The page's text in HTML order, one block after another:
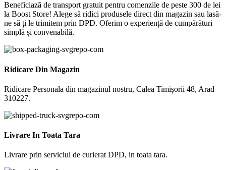
Beneficiază de transport gratuit pentru comenzile de peste 300 de lei
la Boost Store! Alege să ridici produsele direct din magazin sau lasă-
ne să ți le trimitem prin DPD. Oferim o experiență de cumpărături
simplă și convenabilă.
Ridicare Din Magazin
Ridicare Personala din magazinul nostru, Calea Timișorii 48, Arad
310227.
Livrare In Toata Tara
Livrare prin serviciul de curierat DPD, in toata tara.